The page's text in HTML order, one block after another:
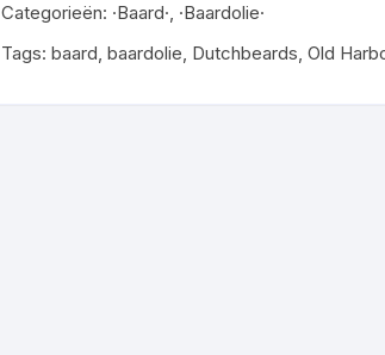
Categorieën: ·Baard·, ·Baardolie·
Tags: baard, baardolie, Dutchbeards, Old